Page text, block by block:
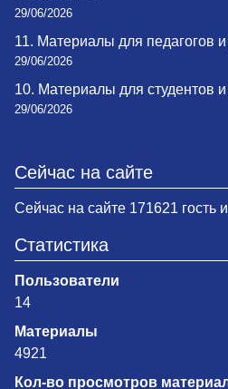
29/06/2026
11. Материалы для педагогов
29/06/2026
10. Материалы для студентов
29/06/2026
Сейчас на сайте
Сейчас на сайте 171621 гость
Статистика
Пользователи
14
Материалы
4921
Кол-во просмотров